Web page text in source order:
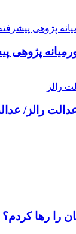
پژوهی
رالز/
را رها کردم؟